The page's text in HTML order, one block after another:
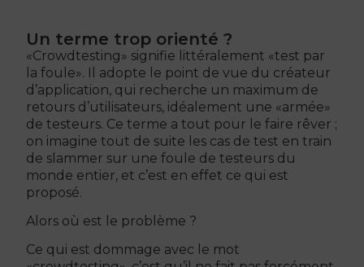
Un terme trop orienté ?
«Crowdtesting» signifie littéralement «test par
la foule». Il adopte le point de vue du créateur
d’application, qui recherche un maximum de
retours d’utilisateurs, idéalement une «armée»
de testeurs. Ce terme a tout pour le faire rêver ;
on imagine tout de suite les cas de test en train
de slammer sur une foule de testeurs du
monde entier, et c’est en effet ce qui est
proposé.
Alors où est le problème ?
Ce qui est dommage avec le mot